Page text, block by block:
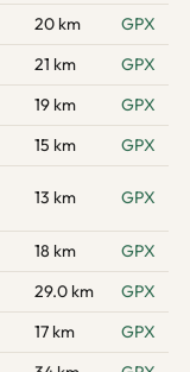
20 km
GPX
21 km
GPX
19 km
GPX
15 km
GPX
13 km GPX
18 km
GPX
29.0 km
GPX
17 km
GPX